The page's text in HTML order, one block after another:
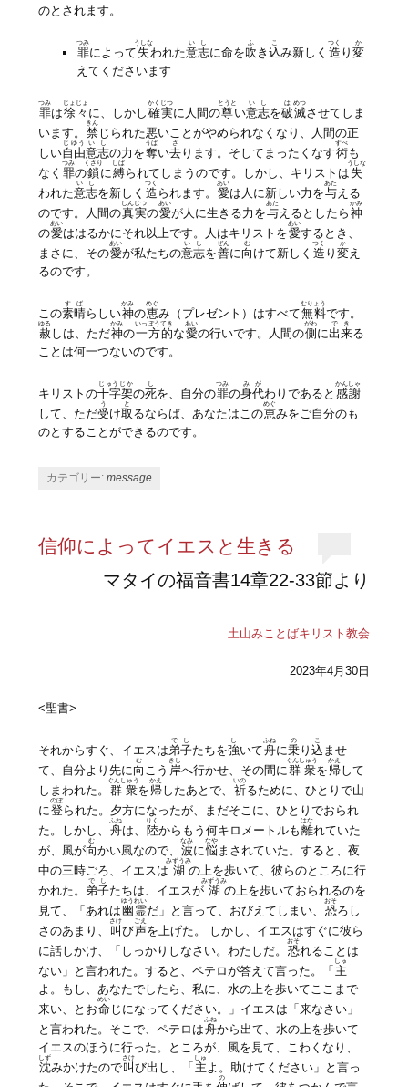
のとされます。
罪
つみ
によって 失
うしな
われた意志
いし
に命を吹
ふ
き込
こ
み新しく 造
つく
り変
か
えてくださいます
罪
つみ
は徐々
じょじょ
に、しかし 確実
かくじつ
に人間の尊
とうと
い意志
いし
を破
は
滅
めつ
させてしま
います。 禁
きん
じられた悪いことがやめられなくなり、人間の正
しい自由
じゆう
意志
いし
の力を奪
うば
い去
さ
ります。そしてまったくなす術
すべ
も
なく 罪
つみ
の鎖
くさり
に 縛
しば
られてしまうのです。しかし、キリストは 失
うしな
われた意志
いし
を新しく 造
つく
られます。 愛
あい
は人に新しい力を与
あた
える
のです。人間の真実
しんじつ
の愛
あい
が人に生きる力を与
あた
えるとしたら 神
かみ
の愛
あい
ははるかにそれ以上です。人はキリストを愛
あい
するとき、
まさに、その愛
あい
が私たちの意志
いし
を善
ぜん
に 向
む
けて新しく 造
つく
り変
か
え
るのです。
この素晴
すば
らしい神
かみ
の恵
めぐ
み（プレゼント）はすべて無料
むりょう
です。
赦
ゆる
しは、ただ神
かみ
の一方的
いっぽうてき
な愛
あい
の行いです。人間の側
がわ
に出来
でき
る
ことは何一つないのです。
キリストの十字架
じゅうじか
の死
し
を、自分の罪
つみ
の身代
みが
わりであると 感謝
かんしゃ
して、ただ受
う
け取
と
るならば、あなたはこの恵
めぐ
みをご自分のも
のとすることができるのです。
カテゴリー:message
信仰によってイエスと生きる
マタイの福音書14章22-33節より
土山みことばキリスト教会
2023年4月30日
<聖書>
それからすぐ、イエスは 弟子
でし
たちを強
し
いて舟
ふね
に乗
の
り込
こ
ませ
て、自分より先に 向
む
こう 岸
きし
へ行かせ、その間に 群衆
ぐんしゅう
を 帰
かえ
して
しまわれた。 群衆
ぐんしゅう
を 帰
かえ
したあとで、 祈
いの
るために、ひとりで山
に 登
のぼ
られた。夕方になったが、まだそこに、ひとりでおられ
た。しかし、 舟
ふね
は、 陸
りく
からもう何キロメートルも 離
はな
れていた
が、風が向
む
かい風なので、 波
なみ
に悩
なや
まされていた。すると、夜
中の三時ごろ、イエスは 湖
みずうみ
の上を歩いて、彼らのところに行
かれた。
弟子
でし
たちは、イエスが 湖
みずうみ
の上を歩いておられるのを
見て、「あれは幽霊
ゆうれい
だ」と言って、おびえてしまい、 恐
おそ
ろし
さのあまり、
叫
さけ
び声
ごえ
を上げた。 しかし、イエスはすぐに彼ら
に話しかけ、「しっかりしなさい。わたしだ。 恐
おそ
れることは
ない」と言われた。すると、ペテロが答えて言った。「 主
しゅ
よ。もし、あなたでしたら、私に、水の上を歩いてここまで
来い、とお命
めい
じになってください。」イエスは「来なさい」
と言われた。そこで、ペテロは舟
ふね
から出て、水の上を歩いて
イエスのほうに行った。ところが、風を見て、こわくなり、
沈
しず
みかけたので叫
さけ
び出し、「 主
しゅ
よ。助けてください」と言っ
の